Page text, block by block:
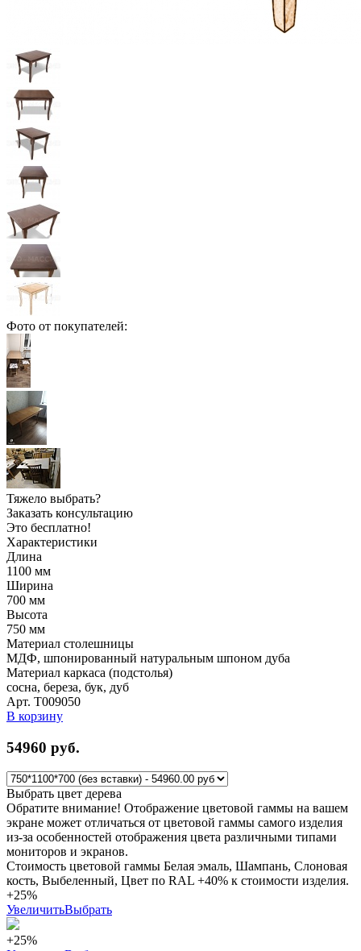
Фото от покупателей:
Тяжело выбрать?
Заказать консультацию
Это бесплатно!
Характеристики
Длина
1100 мм
Ширина
700 мм
Высота
750 мм
Материал столешницы
МДФ, шпонированный натуральным шпоном дуба
Материал каркаса (подстолья)
сосна, береза, бук, дуб
Арт. Т009050
В корзину
54960 руб.
Выбрать цвет дерева
Обратите внимание! Отображение цветовой гаммы на вашем
экране может отличаться от цветовой гаммы самого изделия
из-за особенностей отображения цвета различными типами
мониторов и экранов.
Стоимость цветовой гаммы Белая эмаль, Шампань, Слоновая
кость, Выбеленный, Цвет по RAL +40% к стоимости изделия.
+25%
УвеличитьВыбрать
+25%